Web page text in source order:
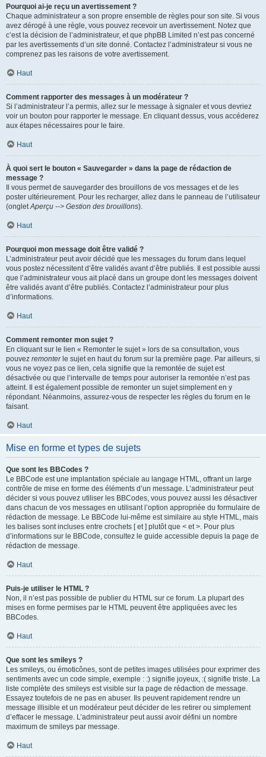
Pourquoi ai-je reçu un avertissement ?
Chaque administrateur a son propre ensemble de règles pour son site. Si vous
avez dérogé à une règle, vous pouvez recevoir un avertissement. Notez que
c’est la décision de l’administrateur, et que phpBB Limited n’est pas concerné
par les avertissements d’un site donné. Contactez l’administrateur si vous ne
comprenez pas les raisons de votre avertissement.
Haut
Comment rapporter des messages à un modérateur ?
Si l’administrateur l’a permis, allez sur le message à signaler et vous devriez
voir un bouton pour rapporter le message. En cliquant dessus, vous accéderez
aux étapes nécessaires pour le faire.
Haut
À quoi sert le bouton « Sauvegarder » dans la page de rédaction de
message ?
Il vous permet de sauvegarder des brouillons de vos messages et de les
poster ultérieurement. Pour les recharger, allez dans le panneau de l’utilisateur
(ongletAperçu --> Gestion des brouillons).
Haut
Pourquoi mon message doit être validé ?
L’administrateur peut avoir décidé que les messages du forum dans lequel
vous postez nécessitent d’être validés avant d’être publiés. Il est possible aussi
que l’administrateur vous ait placé dans un groupe dont les messages doivent
être validés avant d’être publiés. Contactez l’administrateur pour plus
d’informations.
Haut
Comment remonter mon sujet ?
En cliquant sur le lien « Remonter le sujet » lors de sa consultation, vous
pouvez remonterle sujet en haut du forum sur la première page. Par ailleurs, si
vous ne voyez pas ce lien, cela signifie que la remontée de sujet est
désactivée ou que l’intervalle de temps pour autoriser la remontée n’est pas
atteint. Il est également possible de remonter un sujet simplement en y
répondant. Néanmoins, assurez-vous de respecter les règles du forum en le
faisant.
Haut
Mise en forme et types de sujets
Que sont les BBCodes ?
Le BBCode est une implantation spéciale au langage HTML, offrant un large
contrôle de mise en forme des éléments d’un message. L’administrateur peut
décider si vous pouvez utiliser les BBCodes, vous pouvez aussi les désactiver
dans chacun de vos messages en utilisant l’option appropriée du formulaire de
rédaction de message. Le BBCode lui-même est similaire au style HTML, mais
les balises sont incluses entre crochets [ et ] plutôt que < et >. Pour plus
d’informations sur le BBCode, consultez le guide accessible depuis la page de
rédaction de message.
Haut
Puis-je utiliser le HTML ?
Non, il n’est pas possible de publier du HTML sur ce forum. La plupart des
mises en forme permises par le HTML peuvent être appliquées avec les
BBCodes.
Haut
Que sont les smileys ?
Les smileys, ou émoticônes, sont de petites images utilisées pour exprimer des
sentiments avec un code simple, exemple : :) signifie joyeux, :( signifie triste. La
liste complète des smileys est visible sur la page de rédaction de message.
Essayez toutefois de ne pas en abuser. Ils peuvent rapidement rendre un
message illisible et un modérateur peut décider de les retirer ou simplement
d’effacer le message. L’administrateur peut aussi avoir défini un nombre
maximum de smileys par message.
Haut